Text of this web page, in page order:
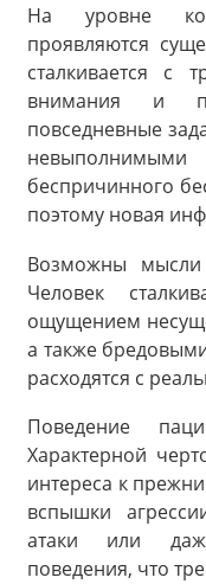
На уровне
проявляются
сталкивается с
внимания и
повседневные
беспричинного
поэтому новая
Возможны мысли
Человек
ощущением
а также
расходятся с
Поведение
Характерной
интереса к
вспышки
атаки или
поведения, что